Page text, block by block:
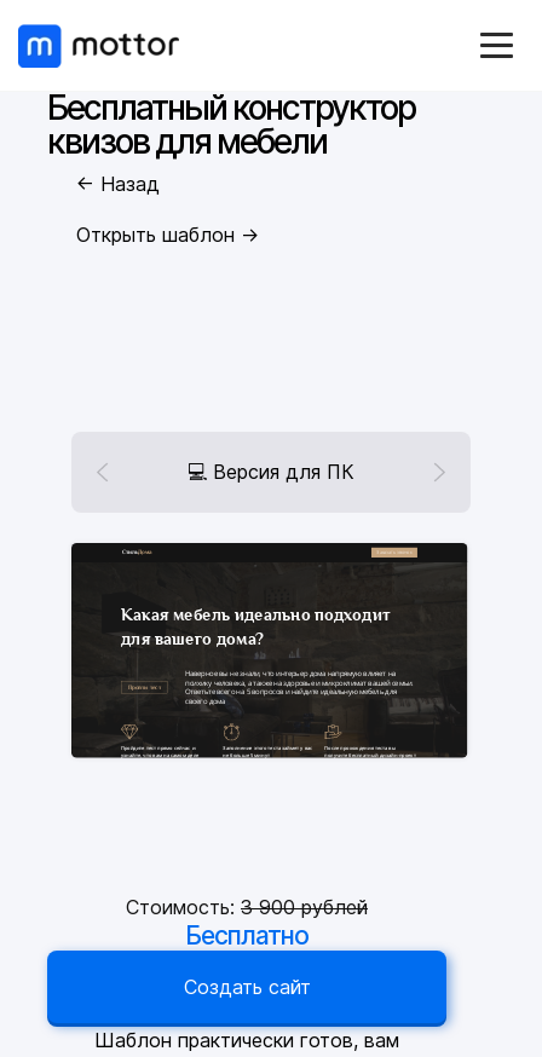
Бесплатный конструктор
квизов для мебели
← Назад
Открыть шаблон →
💻 Версия для ПК
Стоимость: 3900 рублей
Бесплатно
Создать сайт
Шаблон практически готов, вам